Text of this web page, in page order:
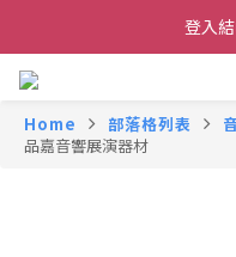
登入
Home 部落格列表
品嘉音響展演器材